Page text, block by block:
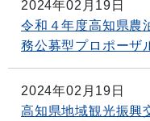
2024年02月19日
令和４年度高知県農
務公募型プロポーザ
2024年02月19日
高知県地域観光振興